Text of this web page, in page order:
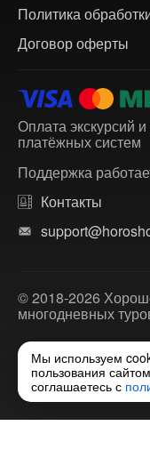
Политика
Договор оферты
Оплата экскурсий
платёжных систем
Поддержка
Контакты
© 2018-2026
многодневных
Мы используем
пользования
соглашаетесь с